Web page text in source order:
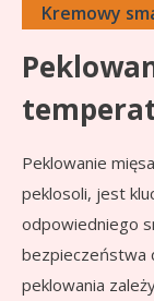
Kremowy
Peklowanie
peklosoli, jest
odpowiedniego
bezpieczeństwa
peklowania